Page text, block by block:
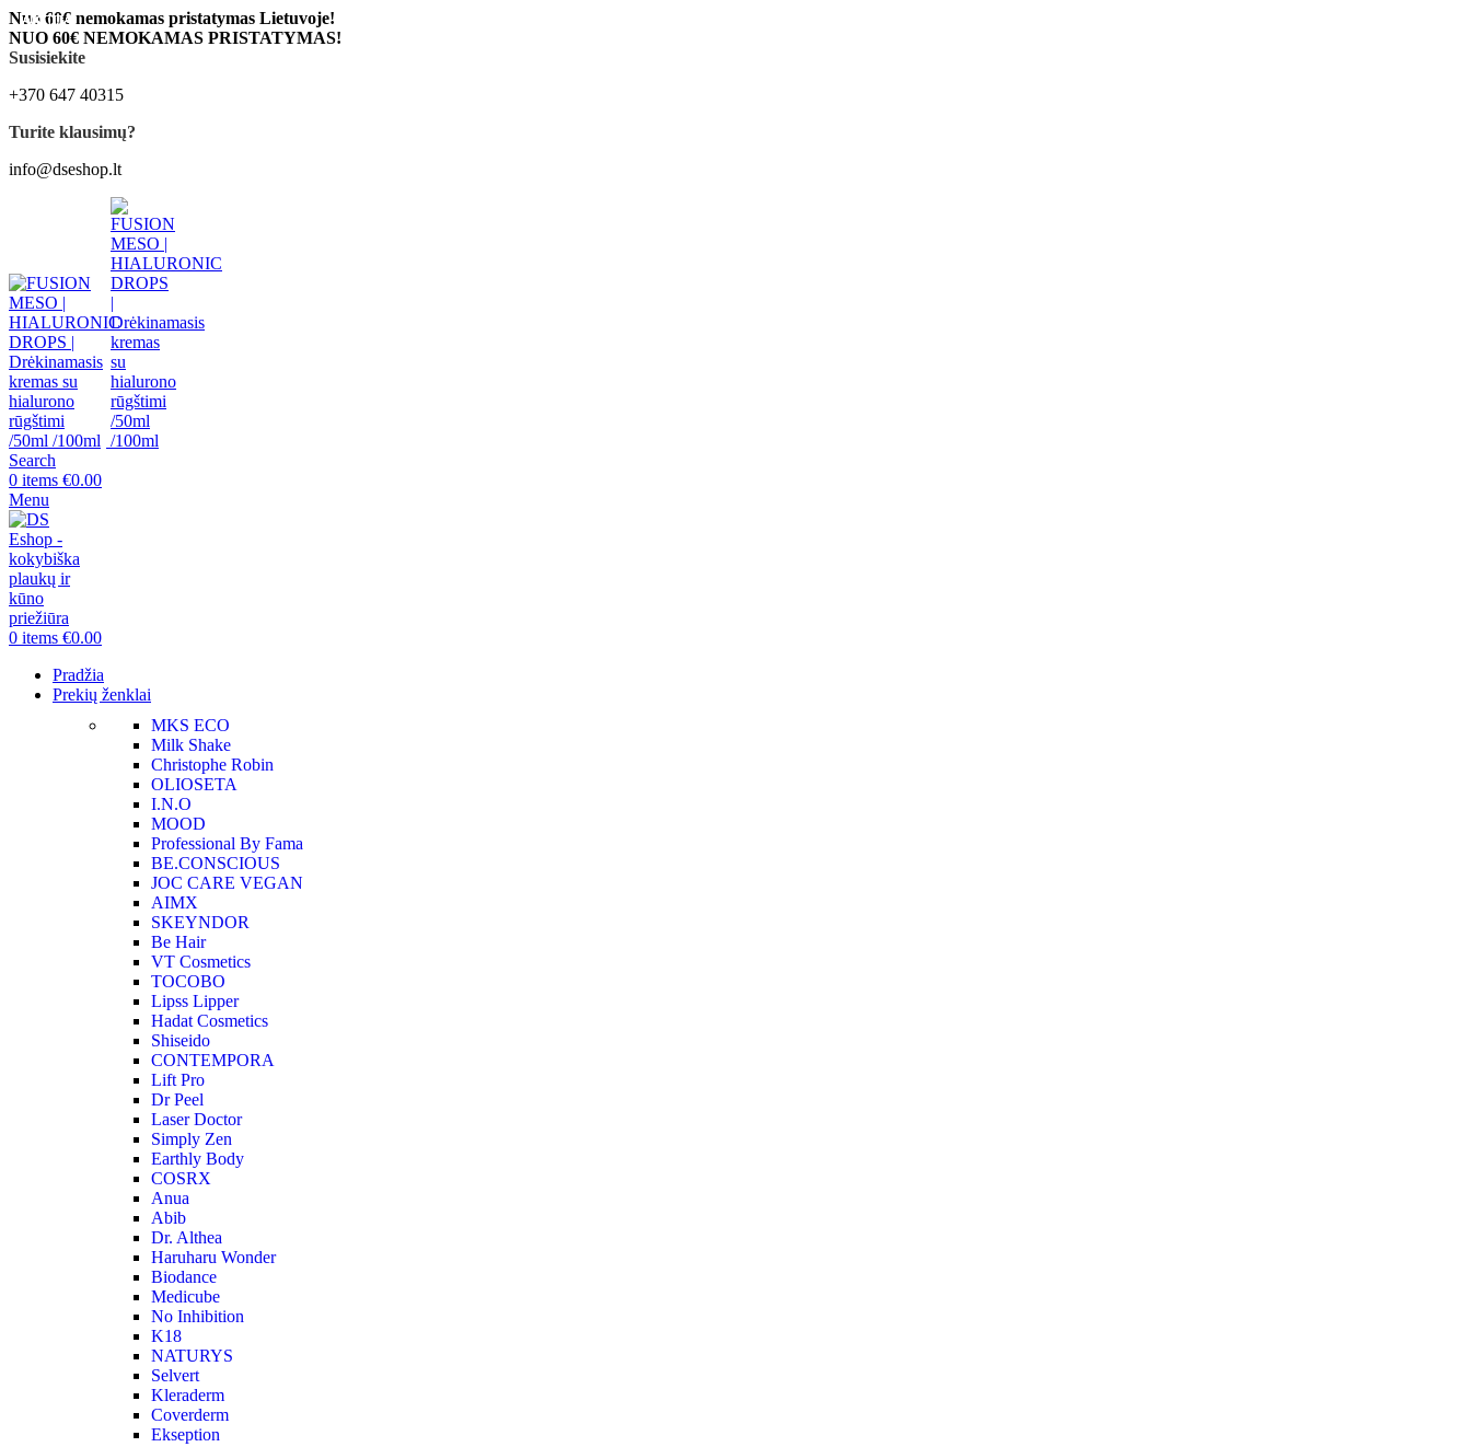
Nuo 60€ nemokamas pristatymas Lietuvoje!
NUO 60€ NEMOKAMAS PRISTATYMAS!
Susisiekite
+370 647 40315
Turite klausimų?
info@dseshop.lt
Search
0 items €0.00
Menu
0 items €0.00
Pradžia
Prekių ženklai
MKS ECO
Milk Shake
Christophe Robin
OLIOSETA
I.N.O
MOOD
Professional By Fama
BE.CONSCIOUS
JOC CARE VEGAN
AIMX
SKEYNDOR
Be Hair
VT Cosmetics
TOCOBO
Lipss Lipper
Hadat Cosmetics
Shiseido
CONTEMPORA
Lift Pro
Dr Peel
Laser Doctor
Simply Zen
Earthly Body
COSRX
Anua
Abib
Dr. Althea
Haruharu Wonder
Biodance
Medicube
No Inhibition
K18
NATURYS
Selvert
Kleraderm
Coverderm
Ekseption
AKCIJA
AKCIJA
AKCIJA
AKCIJA
AKCIJA
AKCIJA
AKCIJA
AKCIJA
AKCIJA